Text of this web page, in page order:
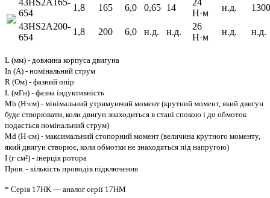
654
1,8 165 6,0 0,65 14
Н·м
н.д.
43HS2A200-
654
1,8 200 6,0 н.д. н.д.
26
Н·м
н.д. н.д.
L (мм) - довжина корпуса двигуна
In (A) - номінальний струм
R (Ом) - фазний опір
L (мГн) - фазна індуктивність
Mh (Н·см) - мінімальний утримуючий момент (крутний момент, який двигун
буде створювати, коли двигун знаходиться в стані спокою і до обмоток
подається номінальний струм)
Md (Н·см) - максимальний стопорний момент (величина крутного моменту,
який двигун створює, коли обмотки не знаходяться під напругою)
I (г·см²) - інерція ротора
Пров. - кількість проводів підключення
* Серія 17HK — аналог серії 17HM